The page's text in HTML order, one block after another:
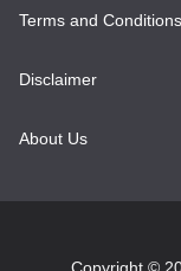
Terms and Conditions
Disclaimer
About Us
Copyright ©